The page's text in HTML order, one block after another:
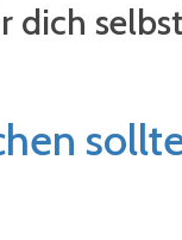
dich